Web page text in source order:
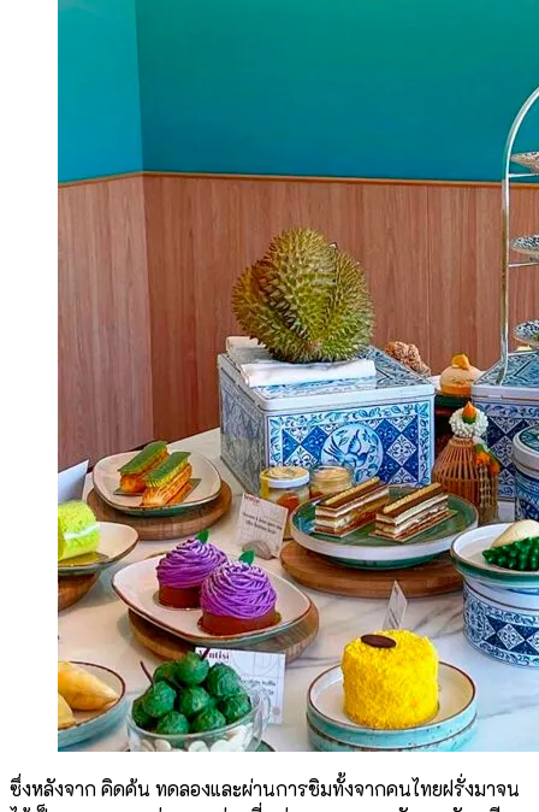
ซึ่งหลังจาก คิดค้น ทดลองและผ่านการชิมทั้งจากคนไทยฝรั่งมาจน